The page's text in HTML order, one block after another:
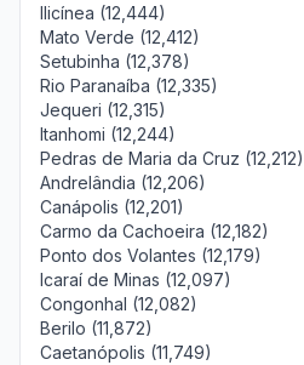
Ilicínea (12,444)
Mato Verde (12,412)
Setubinha (12,378)
Rio Paranaíba (12,335)
Jequeri (12,315)
Itanhomi (12,244)
Pedras de Maria da Cruz (12,212)
Andrelândia (12,206)
Canápolis (12,201)
Carmo da Cachoeira (12,182)
Ponto dos Volantes (12,179)
Icaraí de Minas (12,097)
Congonhal (12,082)
Berilo (11,872)
Caetanópolis (11,749)